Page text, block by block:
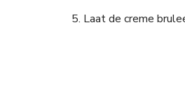
5. Laat de creme